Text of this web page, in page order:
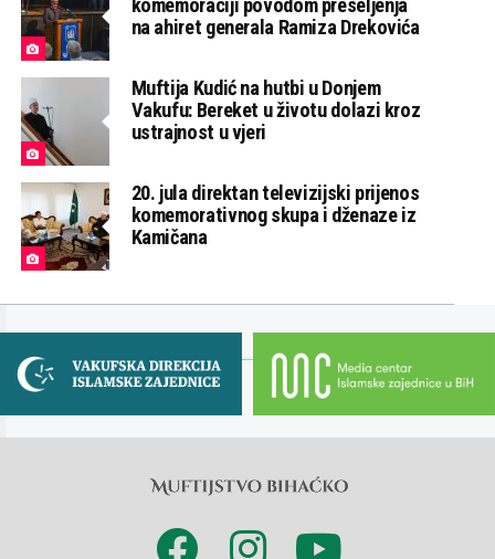
komemoraciji povodom preseljenja
na ahiret generala Ramiza Drekovića
Muftija Kudić na hutbi u Donjem
Vakufu: Bereket u životu dolazi kroz
ustrajnost u vjeri
20. jula direktan televizijski prijenos
komemorativnog skupa i dženaze iz
Kamičana